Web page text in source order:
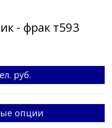
- фрак т593
руб.
опции